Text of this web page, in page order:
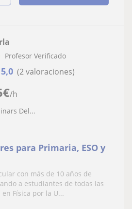
€/h
Profesor Verificado
5,0 (2 valoraciones)
Del...
para Primaria, ESO y
con más de 10 años de
a estudiantes de todas las
Física por la U...